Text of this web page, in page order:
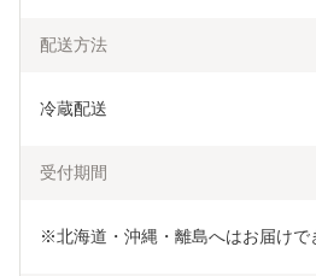
配送方法
冷蔵配送
受付期間
※北海道・沖縄・離島へはお届けで